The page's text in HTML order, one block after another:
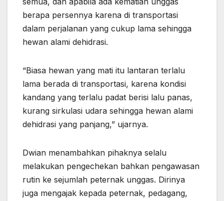
berapa persennya karena di transportasi
dalam perjalanan yang cukup lama sehingga
hewan alami dehidrasi.
“Biasa hewan yang mati itu lantaran terlalu
lama berada di transportasi, karena kondisi
kandang yang terlalu padat berisi lalu panas,
kurang sirkulasi udara sehingga hewan alami
dehidrasi yang panjang,” ujarnya.
Dwian menambahkan pihaknya selalu
melakukan pengechekan bahkan pengawasan
rutin ke sejumlah peternak unggas. Dirinya
juga mengajak kepada peternak, pedagang,